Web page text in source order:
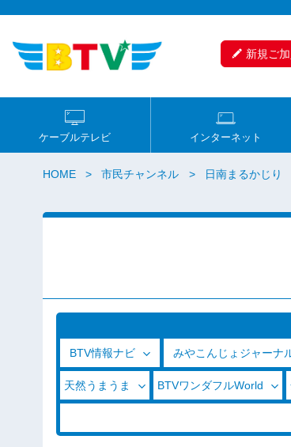
新規ご加
ケーブルテレビ インターネット
HOME 市民チャンネル 日南まるかじり
BTV情報ナビ みやこんじょジャーナ
天然うまうま BTVワンダフルWorld